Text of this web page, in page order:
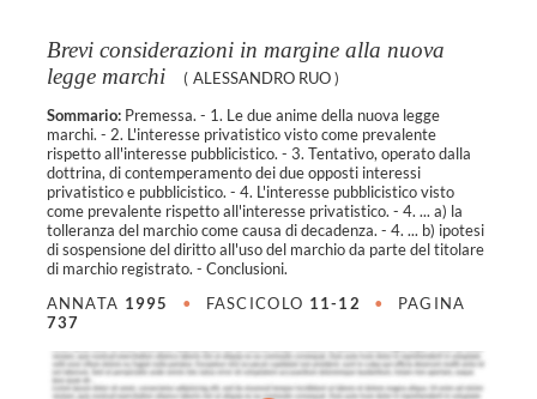
Brevi considerazioni in margine alla nuova
legge marchi
( ALESSANDRO RUO )
Sommario:Premessa. - 1. Le due anime della nuova legge
marchi. - 2. L'interesse privatistico visto come prevalente
rispetto all'interesse pubblicistico. - 3. Tentativo, operato dalla
dottrina, di contemperamento dei due opposti interessi
privatistico e pubblicistico. - 4. L'interesse pubblicistico visto
come prevalente rispetto all'interesse privatistico. - 4. ... a) la
tolleranza del marchio come causa di decadenza. - 4. ... b) ipotesi
di sospensione del diritto all'uso del marchio da parte del titolare
di marchio registrato. - Conclusioni.
ANNATA 1995 • FASCICOLO 11-12 •
PAGINA
737